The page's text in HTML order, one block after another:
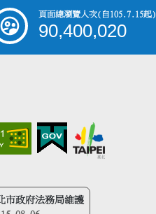
頁面總瀏覽人次(自105.7.15起)
90,400,020
市政府法務局維護